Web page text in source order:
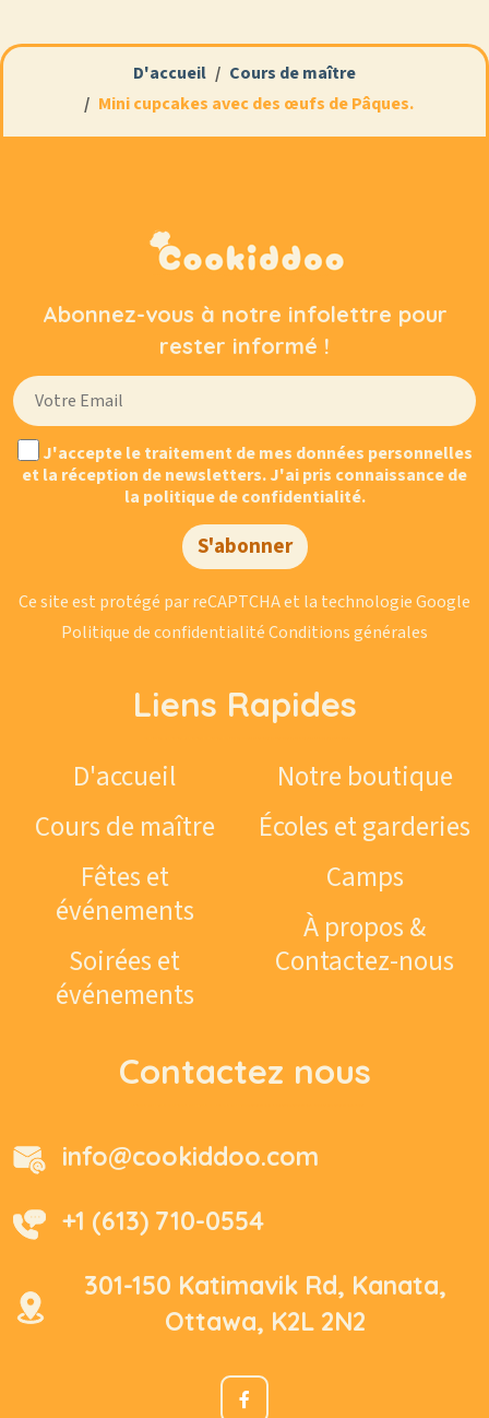
D'accueil
Cours de maître
Mini cupcakes avec des œufs de Pâques.
Abonnez-vous à notre infolettre pour
rester informé !
J'accepte le traitement de mes données personnelles
et la réception de newsletters. J'ai pris connaissance de
la politique de confidentialité.
S'abonner
Ce site est protégé par reCAPTCHA et la technologie Google
Politique de confidentialitéConditions générales
Liens Rapides
D'accueil
Cours de maître
Fêtes et
événements
Soirées et
événements
Notre boutique
Écoles et garderies
Camps
À propos &
Contactez-nous
Contactez nous
info@cookiddoo.com
+1 (613) 710-0554
301-150 Katimavik Rd, Kanata,
Ottawa, K2L 2N2